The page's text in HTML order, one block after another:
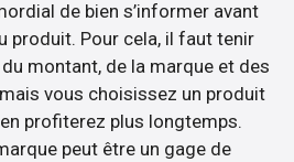
de bien s’informer avant
produit. Pour cela, il faut tenir
montant, de la marque et des
vous choisissez un produit
profiterez plus longtemps.
peut être un gage de